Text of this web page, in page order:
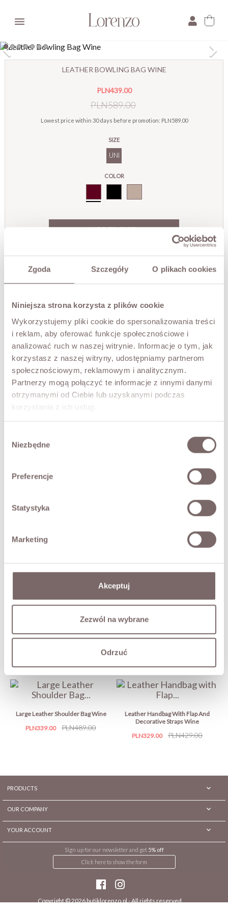
Zgoda Szczegóły O plikach cookies
Niniejsza strona korzysta z plików cookie
Wykorzystujemy pliki cookie do spersonalizowania treści
i reklam, aby oferować funkcje społecznościowe i
analizować ruch w naszej witrynie. Informacje o tym, jak
korzystasz z naszej witryny, udostępniamy partnerom
społecznościowym, reklamowym i analitycznym.
Partnerzy mogą połączyć te informacje z innymi danymi
otrzymanymi od Ciebie lub uzyskanymi podczas
korzystania z ich usług.
zgody
Niezbędne
Preferencje
Statystyka
Marketing
Akceptuj
Zezwól na wybrane
Odrzuć

LEATHER BOWLING BAG WINE
PLN439.00
PLN589.00
Lowest price within 30 days before promotion: PLN589.00
SIZE
UNI
COLOR
ADD TO CART
NEW! TRY IT ON VIRTUALLY
Elegant handbag crafted from high-quality genuine
bowling-style model, featuring short handles and a double
zip closure, combines minimalist design with everyday
functionality. Carefully refined details and solid
craftsmanship highlight the premium quality and durability
of the bag. Compact yet spacious, it is perfect for daily
styling, adding an elegant and timeless touch to any look.
- one main compartment with an inner zip pocket
- dimensions: 33 x 13 x 12 cm
YOU MAY ALSO LIKE
Large Leather Shoulder Bag Wine
Price
PLN339.00
Regular
PLN489.00
Leather Handbag With Flap And
Decorative Straps Wine
Price
PLN329.00
Regular
PLN429.00
PRODUCTS 
OUR COMPANY 
YOUR ACCOUNT 
Sign up for our newsletter and get 5% off
Click here to show the form
Copyright © 2026butiklorenzo.pl- All rights reserved.